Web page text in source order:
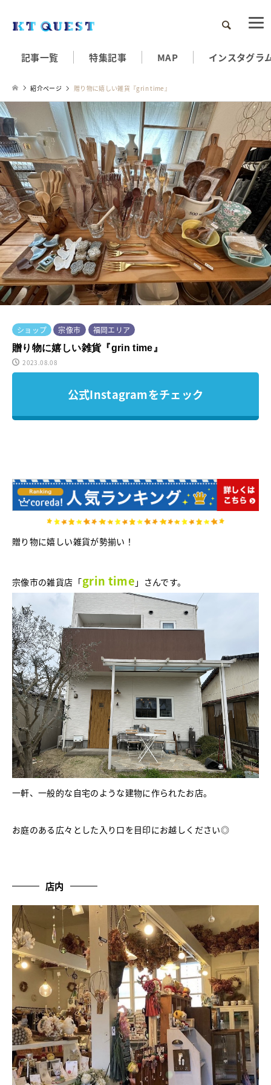
検索
記事一覧 特集記事 MAP インスタグラ
紹介ページ 贈り物に嬉しい雑貨『grin time』
ショップ 宗像市
福岡エリア
贈り物に嬉しい雑貨『grin time』
2023.08.08
公式Instagramをチェック
贈り物に嬉しい雑貨が勢揃い！
宗像市の雑貨店「grin time 」さんです。
一軒、一般的な自宅のような建物に作られたお店。
お庭のある広々とした入り口を目印にお越しください◎
店内